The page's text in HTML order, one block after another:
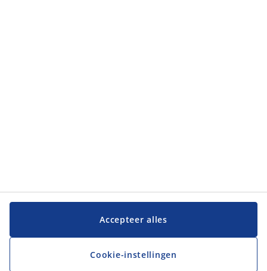
Accepteer alles
Cookie-instellingen